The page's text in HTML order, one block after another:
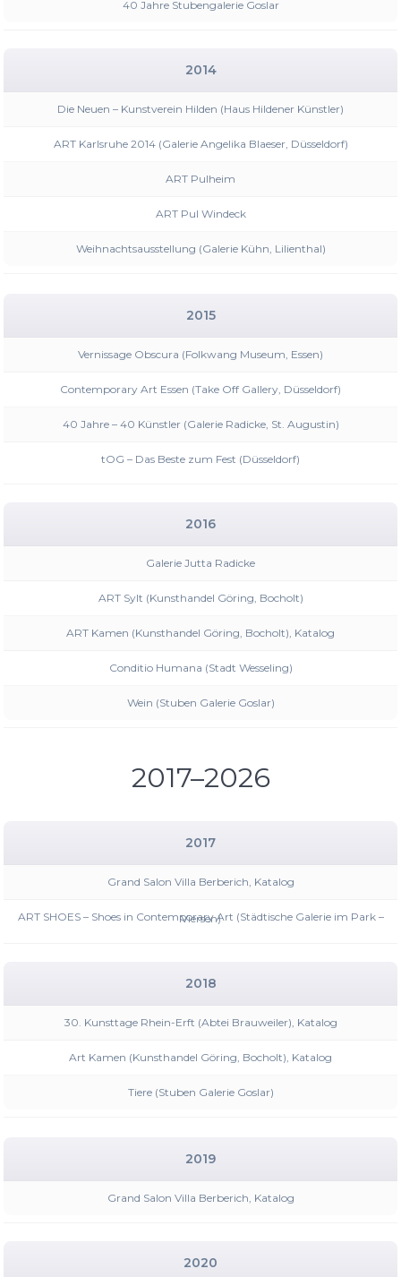
40 Jahre Stubengalerie Goslar
2014
Die Neuen – Kunstverein Hilden (Haus Hildener Künstler)
ART Karlsruhe 2014 (Galerie Angelika Blaeser, Düsseldorf)
ART Pulheim
ART Pul Windeck
Weihnachtsausstellung (Galerie Kühn, Lilienthal)
2015
Vernissage Obscura (Folkwang Museum, Essen)
Contemporary Art Essen (Take Off Gallery, Düsseldorf)
40 Jahre – 40 Künstler (Galerie Radicke, St. Augustin)
tOG – Das Beste zum Fest (Düsseldorf)
2016
Galerie Jutta Radicke
ART Sylt (Kunsthandel Göring, Bocholt)
ART Kamen (Kunsthandel Göring, Bocholt), Katalog
Conditio Humana (Stadt Wesseling)
Wein (Stuben Galerie Goslar)
2017–2026
2017
Grand Salon Villa Berberich, Katalog
ART SHOES – Shoes in Contemporary Art (Städtische Galerie im Park – Viersen)
2018
30. Kunsttage Rhein-Erft (Abtei Brauweiler), Katalog
Art Kamen (Kunsthandel Göring, Bocholt), Katalog
Tiere (Stuben Galerie Goslar)
2019
Grand Salon Villa Berberich, Katalog
2020